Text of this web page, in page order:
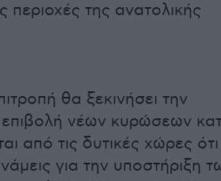
περιοχές της ανατολικής
θα ξεκινήσει την
επιβολή νέων κυρώσεων
από τις δυτικές χώρες ότι
για την υποστήριξη